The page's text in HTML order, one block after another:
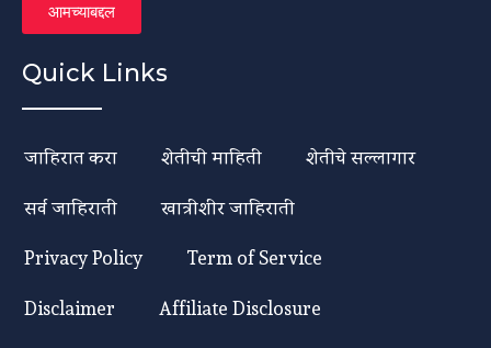
आमच्याबद्दल
Quick Links
जाहिरात करा शेतीची माहिती
शेतीचे सल्लागार
सर्व जाहिराती
खात्रीशीर जाहिराती
Privacy Policy
Term of Service
Disclaimer
Affiliate Disclosure